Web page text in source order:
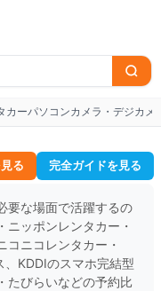
カーパソコンカメラ・デジカメ
る 完全ガイドを見る
要な場面で活躍するの
ニッポンレンタカー・
コニコレンタカー・
KDDIのスマホ完結型
たびらいなどの予約比